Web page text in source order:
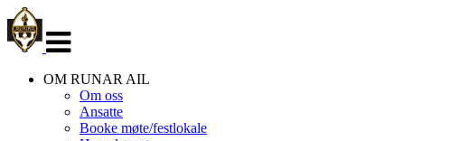
navigasjon
OM RUNAR AIL
Om oss
Ansatte
Booke møte/festlokale